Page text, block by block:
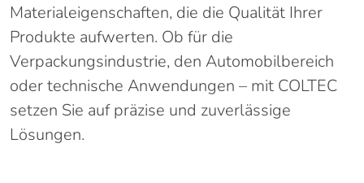
Materialeigenschaften, die die Qualität Ihrer
Produkte aufwerten. Ob für die
Verpackungsindustrie, den Automobilbereich
oder technische Anwendungen – mit COLTEC
setzen Sie auf präzise und zuverlässige
Lösungen.